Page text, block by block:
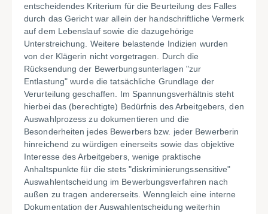
entscheidendes Kriterium für die Beurteilung des Falles
durch das Gericht war allein der handschriftliche Vermerk
auf dem Lebenslauf sowie die dazugehörige
Unterstreichung. Weitere belastende Indizien wurden
von der Klägerin nicht vorgetragen. Durch die
Rücksendung der Bewerbungsunterlagen "zur
Entlastung" wurde die tatsächliche Grundlage der
Verurteilung geschaffen. Im Spannungsverhältnis steht
hierbei das (berechtigte) Bedürfnis des Arbeitgebers, den
Auswahlprozess zu dokumentieren und die
Besonderheiten jedes Bewerbers bzw. jeder Bewerberin
hinreichend zu würdigen einerseits sowie das objektive
Interesse des Arbeitgebers, wenige praktische
Anhaltspunkte für die stets "diskriminierungssensitive"
Auswahlentscheidung im Bewerbungsverfahren nach
außen zu tragen andererseits. Wenngleich eine interne
Dokumentation der Auswahlentscheidung weiterhin